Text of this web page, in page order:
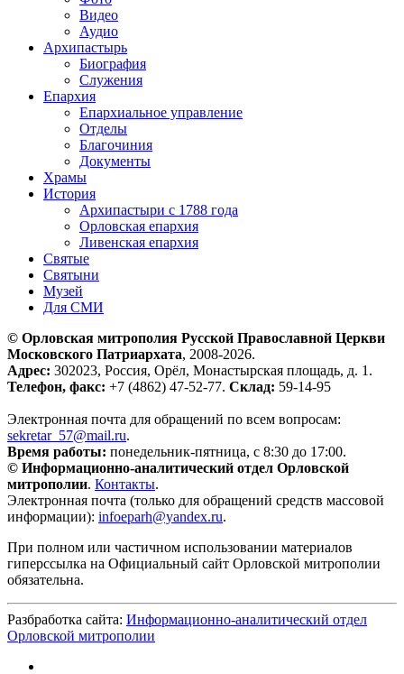
Видео
Аудио
Архипастырь
Биография
Служения
Епархия
Епархиальное управление
Отделы
Благочиния
Документы
Храмы
История
Архипастыри с 1788 года
Орловская епархия
Ливенская епархия
Святые
Святыни
Музей
Для СМИ
© Орловская митрополия Русской Православной Церкви
Московского Патриархата, 2008-2026.
Адрес: 302023, Россия, Орёл, Монастырская площадь, д. 1.
Телефон, факс: +7 (4862) 47-52-77. Склад: 59-14-95
Электронная почта для обращений по всем вопросам:
sekretar_57@mail.ru.
Время работы: понедельник-пятница, с 8:30 до 17:00.
© Информационно-аналитический отдел Орловской
митрополии. Контакты.
Электронная почта (только для обращений средств массовой
информации): infoeparh@yandex.ru.
При полном или частичном использовании материалов
гиперссылка на Официальный сайт Орловской митрополии
обязательна.
Разбработка сайта: Информационно-аналитический отдел
Орловской митрополии